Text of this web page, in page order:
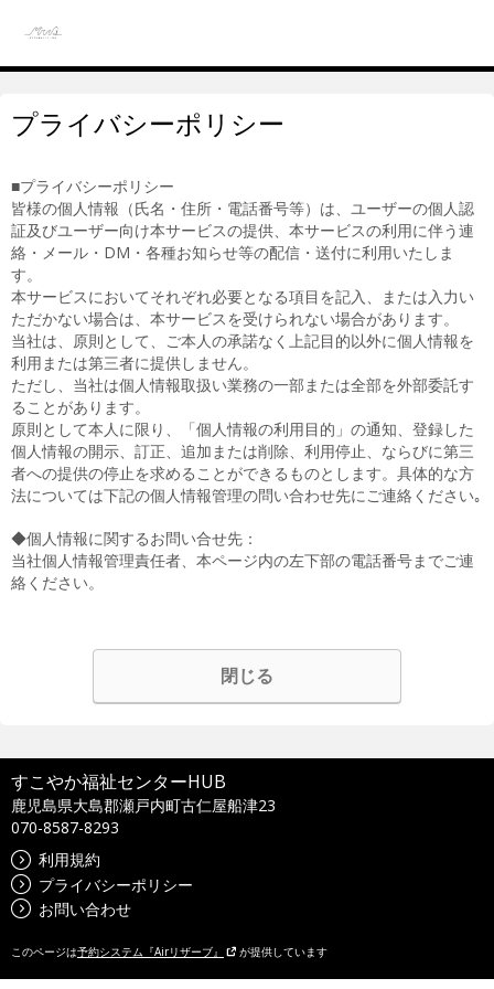
プライバシーポリシー
■プライバシーポリシー
皆様の個人情報（氏名・住所・電話番号等）は、ユーザーの個人認
証及びユーザー向け本サービスの提供、本サービスの利用に伴う連
絡・メール・DM・各種お知らせ等の配信・送付に利用いたしま
す。
本サービスにおいてそれぞれ必要となる項目を記入、または入力い
ただかない場合は、本サービスを受けられない場合があります。
当社は、原則として、ご本人の承諾なく上記目的以外に個人情報を
利用または第三者に提供しません。
ただし、当社は個人情報取扱い業務の一部または全部を外部委託す
ることがあります。
原則として本人に限り、「個人情報の利用目的」の通知、登録した
個人情報の開示、訂正、追加または削除、利用停止、ならびに第三
者への提供の停止を求めることができるものとします。具体的な方
法については下記の個人情報管理の問い合わせ先にご連絡ください｡
◆個人情報に関するお問い合せ先：
当社個人情報管理責任者、本ページ内の左下部の電話番号までご連
絡ください。
閉じる
すこやか福祉センターHUB
鹿児島県大島郡瀬戸内町古仁屋船津23
070-8587-8293
利用規約
プライバシーポリシー
お問い合わせ
このページは予約システム『Airリザーブ』 が提供しています